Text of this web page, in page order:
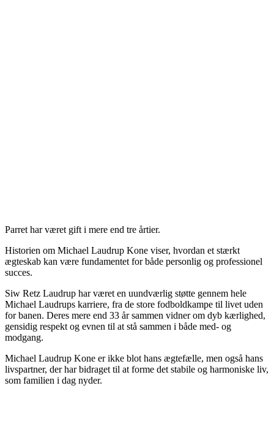
Parret har været gift i mere end tre årtier.
Historien om Michael Laudrup Kone viser, hvordan et stærkt
ægteskab kan være fundamentet for både personlig og professionel
succes.
Siw Retz Laudrup har været en uundværlig støtte gennem hele
Michael Laudrups karriere, fra de store fodboldkampe til livet uden
for banen. Deres mere end 33 år sammen vidner om dyb kærlighed,
gensidig respekt og evnen til at stå sammen i både med- og
modgang.
Michael Laudrup Kone er ikke blot hans ægtefælle, men også hans
livspartner, der har bidraget til at forme det stabile og harmoniske liv,
som familien i dag nyder.